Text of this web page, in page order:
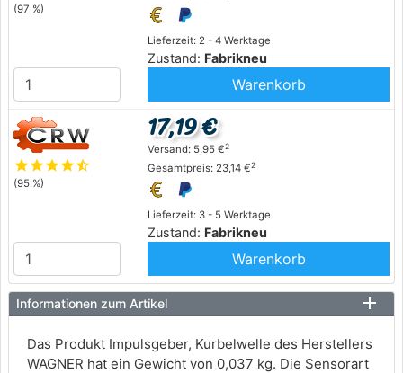
(97 %)
Lieferzeit: 2 - 4 Werktage
Zustand: Fabrikneu
Warenkorb
starstarstarstarstar_half
(95 %)
Lieferzeit: 3 - 5 Werktage
Zustand: Fabrikneu
17,19 €
Versand: 5,95 €2
Gesamtpreis: 23,14 €2
Warenkorb
Informationen zum Artikel
Das Produkt Impulsgeber, Kurbelwelle des Herstellers
WAGNER hat ein Gewicht von 0,037 kg. Die Sensorart